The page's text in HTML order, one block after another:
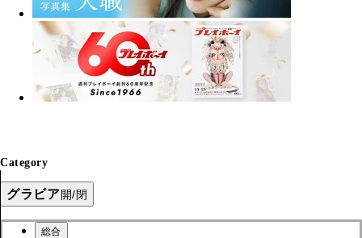
Category
グラビア開/閉
総合